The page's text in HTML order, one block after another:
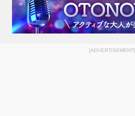
[ADVERTISEMENT]